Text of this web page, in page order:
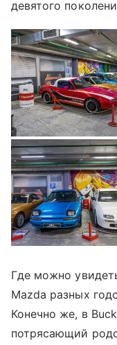
девятого
Где можно
Mazda разных
Конечно же, в
потрясающий